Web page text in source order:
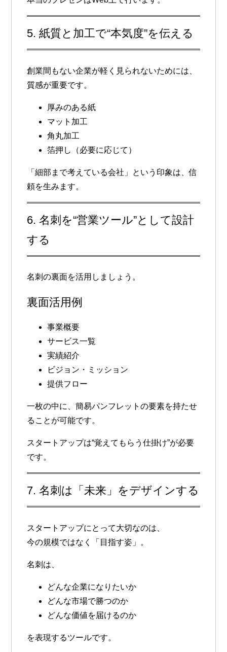
5. 紙質と加工で“本気度”を伝える
創業間もない企業が軽く見られないためには、
質感が重要です。
厚みのある紙
マット加工
角丸加工
箔押し（必要に応じて）
「細部まで考えている会社」という印象は、信
頼を生みます。
6. 名刺を“営業ツール”として設計
する
名刺の裏面を活用しましょう。
裏面活用例
事業概要
サービス一覧
実績紹介
ビジョン・ミッション
提供フロー
一枚の中に、簡易パンフレットの要素を持たせ
ることが可能です。
スタートアップは“覚えてもらう仕掛け”が必要
です。
7. 名刺は「未来」をデザインする
スタートアップにとって大切なのは、
今の規模ではなく「目指す姿」。
名刺は、
どんな企業になりたいか
どんな市場で勝つのか
どんな価値を届けるのか
を表現するツールです。